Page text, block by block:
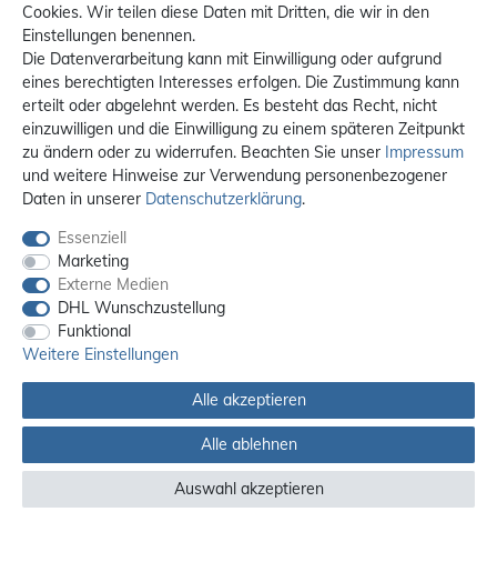
Versandkosten in andere Länder finden Siehier
© 2012 - 2026 orex.de / powered bycreateyourtemplate
Cookies. Wir teilen diese Daten mit Dritten, die wir in den
Einstellungen benennen.
Die Datenverarbeitung kann mit Einwilligung oder aufgrund
eines berechtigten Interesses erfolgen. Die Zustimmung kann
erteilt oder abgelehnt werden. Es besteht das Recht, nicht
einzuwilligen und die Einwilligung zu einem späteren Zeitpunkt
zu ändern oder zu widerrufen. Beachten Sie unser Impressum
und weitere Hinweise zur Verwendung personenbezogener
Daten in unserer Daten­schutz­erklärung.
Essenziell
Marketing
Externe Medien
DHL Wunschzustellung
Funktional
Weitere Einstellungen
Alle akzeptieren
Alle ablehnen
Auswahl akzeptieren